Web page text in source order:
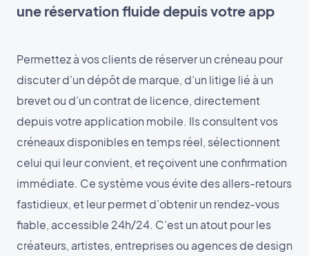
une réservation fluide depuis votre app
Permettez à vos clients de réserver un créneau pour
discuter d’un dépôt de marque, d’un litige lié à un
brevet ou d’un contrat de licence, directement
depuis votre application mobile. Ils consultent vos
créneaux disponibles en temps réel, sélectionnent
celui qui leur convient, et reçoivent une confirmation
immédiate. Ce système vous évite des allers-retours
fastidieux, et leur permet d’obtenir un rendez-vous
fiable, accessible 24h/24. C’est un atout pour les
créateurs, artistes, entreprises ou agences de design